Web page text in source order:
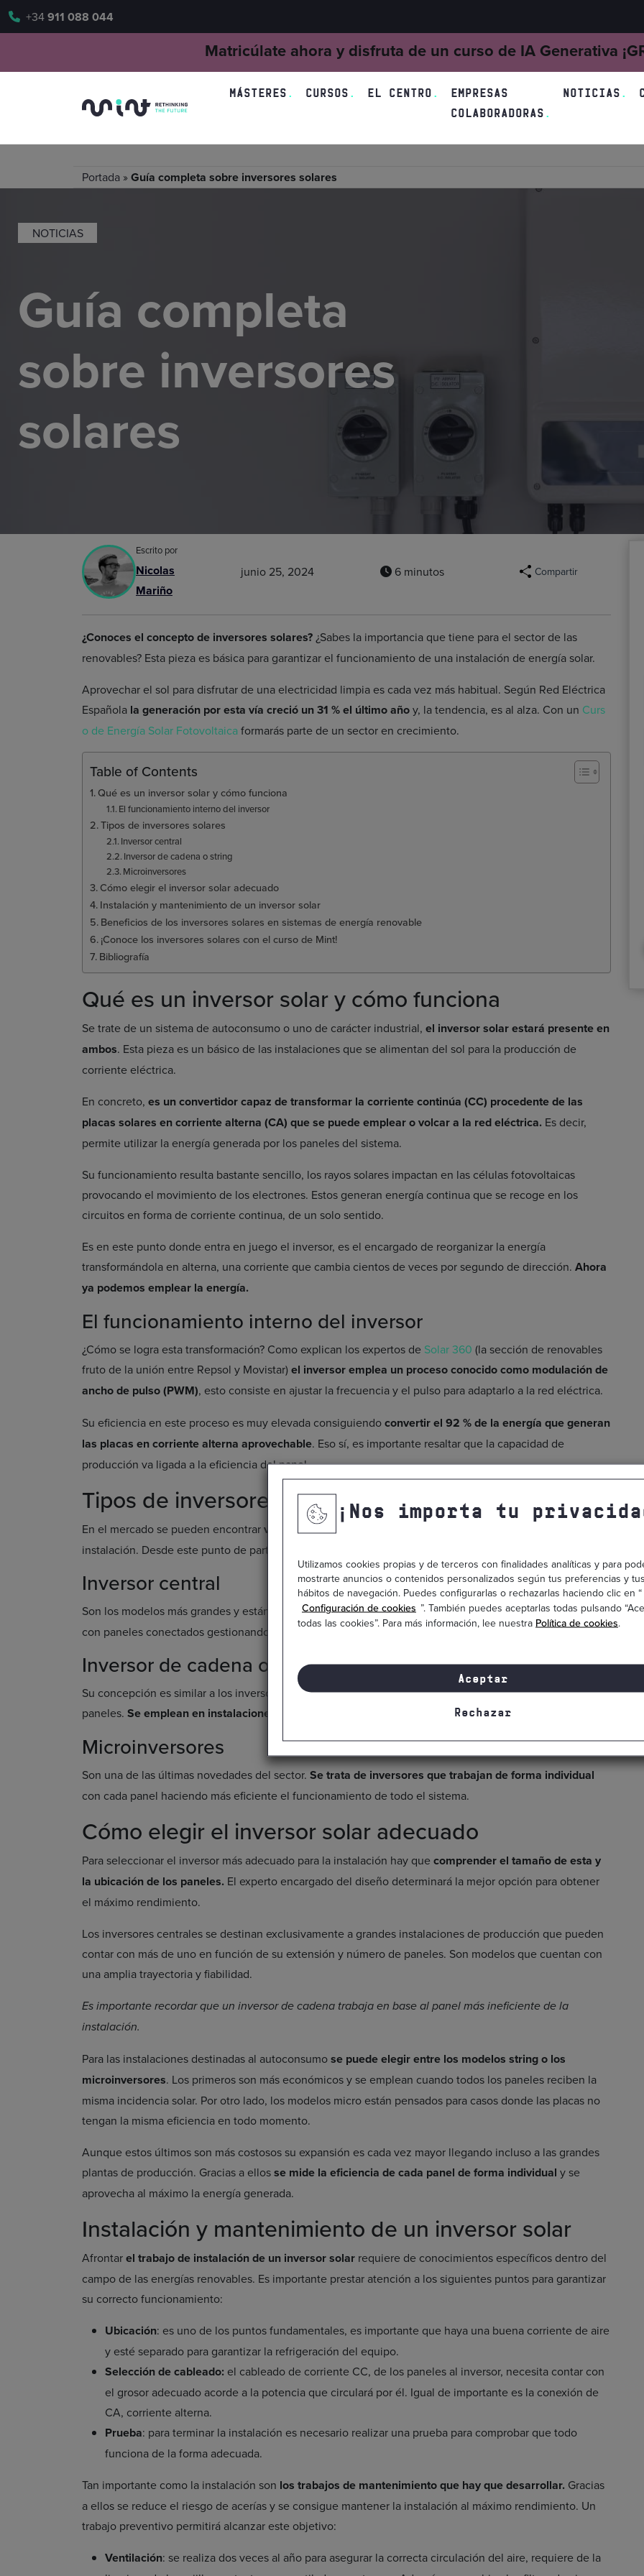
+34911 088 044
Matricúlate ahora y disfruta de un curso de IA Generativa
MÁSTERES CURSOS EL CENTRO
EMPRESAS
COLABORADORAS
NOTICIAS
Portada »Guía completa sobre inversores solares
NOTICIAS
Guía completa
sobre inversores
solares
Escrito por
Nicolas
Mariño
junio 25, 2024 6 minutos Compartir
¿Conoces el concepto de inversores solares?¿Sabes la importancia que tiene para el sector de las
renovables? Esta pieza es básica para garantizar el funcionamiento de una instalación de energía solar.
Aprovechar el sol para disfrutar de una electricidad limpia es cada vez más habitual. Según Red Eléctrica
Española la generación por esta vía creció un 31 % el último añoy, la tendencia, es al alza. Con un Curs
o de Energía Solar Fotovoltaica formarás parte de un sector en crecimiento.
Table of Contents
Qué es un inversor solar y cómo funciona
El funcionamiento interno del inversor
Tipos de inversores solares
Inversor central
Inversor de cadena o string
Microinversores
Cómo elegir el inversor solar adecuado
Instalación y mantenimiento de un inversor solar
Beneficios de los inversores solares en sistemas de energía renovable
¡Conoce los inversores solares con el curso de Mint!
Bibliografía
Qué es un inversor solar y cómo funciona
Se trate de un sistema de autoconsumo o uno de carácter industrial, el inversor solar estará presente en
ambos. Esta pieza es un básico de las instalaciones que se alimentan del sol para la producción de
corriente eléctrica.
En concreto, es un convertidor capaz de transformar la corriente continúa (CC) procedente de las
placas solares en corriente alterna (CA) que se puede emplear o volcar a la red eléctrica. Es decir,
permite utilizar la energía generada por los paneles del sistema.
Su funcionamiento resulta bastante sencillo, los rayos solares impactan en las células fotovoltaicas
provocando el movimiento de los electrones. Estos generan energía continua que se recoge en los
circuitos en forma de corriente continua, de un solo sentido.
Es en este punto donde entra en juego el inversor, es el encargado de reorganizar la energía
transformándola en alterna, una corriente que cambia cientos de veces por segundo de dirección. Ahora
ya podemos emplear la energía.
El funcionamiento interno del inversor
¿Cómo se logra esta transformación? Como explican los expertos de Solar 360 (la sección de renovables
fruto de la unión entre Repsol y Movistar)el inversor emplea un proceso conocido como modulación de
ancho de pulso (PWM), esto consiste en ajustar la frecuencia y el pulso para adaptarlo a la red eléctrica.
Su eficiencia en este proceso es muy elevada consiguiendoconvertir el 92 % de la energía que generan
las placas en corriente alterna aprovechable. Eso sí, es importante resaltar que la capacidad de
producción va ligada a la eficiencia del panel.
Tipos de inversores solares
En el mercado se pueden encontrarvarios tipos de inversores
instalación. Desde este punto de partida encontramos tres modelos diferentes.
Inversor central
Son los modelos más grandes y están presentes en plantas de producción fotovoltaica.Pueden trabajar
con paneles conectados gestionando amplios picos de potencia.
Inversor de cadena o string
Su concepción es similar a los inversores centrales, pero están más limitados en cuanto al número de
paneles. Se emplean en instalaciones de menor tamaño o de autoconsumo.
Microinversores
Son una de las últimas novedades del sector. Se trata de inversores que trabajan de forma individual
con cada panel haciendo más eficiente el funcionamiento de todo el sistema.
Cómo elegir el inversor solar adecuado
Para seleccionar el inversor más adecuado para la instalación hay quecomprender el tamaño de esta y
la ubicación de los paneles. El experto encargado del diseño determinará la mejor opción para obtener
el máximo rendimiento.
Los inversores centrales se destinan exclusivamente a grandes instalaciones de producción que pueden
contar con más de uno en función de su extensión y número de paneles. Son modelos que cuentan con
una amplia trayectoria y fiabilidad.
Es importante recordar que un inversor de cadena trabaja en base al panel más ineficiente de la
instalación.
Para las instalaciones destinadas al autoconsumose puede elegir entre los modelos string o los
microinversores. Los primeros son más económicos y se emplean cuando todos los paneles reciben la
misma incidencia solar. Por otro lado, los modelos micro están pensados para casos donde las placas no
tengan la misma eficiencia en todo momento.
Aunque estos últimos son más costosos su expansión es cada vez mayor llegando incluso a las grandes
plantas de producción. Gracias a ellosse mide la eficiencia de cada panel de forma individual y se
aprovecha al máximo la energía generada.
Instalación y mantenimiento de un inversor solar
Afrontarel trabajo de instalación de un inversor solar requiere de conocimientos específicos dentro del
campo de las energías renovables. Es importante prestar atención a los siguientes puntos para garantizar
su correcto funcionamiento:
Ubicación: es uno de los puntos fundamentales, es importante que haya una buena corriente de aire
y esté separado para garantizar la refrigeración del equipo.
Selección de cableado: el cableado de corriente CC, de los paneles al inversor, necesita contar con
el grosor adecuado acorde a la potencia que circulará por él. Igual de importante es la conexión de
CA, corriente alterna.
Prueba: para terminar la instalación es necesario realizar una prueba para comprobar que todo
funciona de la forma adecuada.
Tan importante como la instalación son los trabajos de mantenimiento que hay que desarrollar. Gracias
a ellos se reduce el riesgo de acerías y se consigue mantener la instalación al máximo rendimiento. Un
trabajo preventivo permitirá alcanzar este objetivo:
Ventilación: se realiza dos veces al año para asegurar la correcta circulación del aire, requiere de la
¡Nos importa tu
Utilizamos cookies propias y de terceros con finalidades analíticas y para
mostrarte anuncios o contenidos personalizados según tus preferencias y tus
hábitos de navegación. Puedes configurarlas o rechazarlas haciendo clic en “
Configuración de cookies ”. También puedes aceptarlas todas pulsando
todas las cookies”. Para más información, lee nuestra Política de cookies.
Aceptar
Rechazar